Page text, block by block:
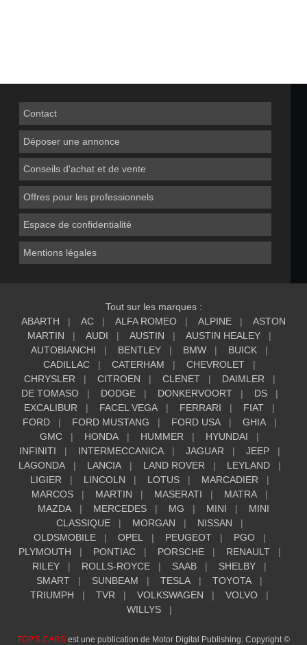
Contact
Déposer une annonce
Conseils d'achat et de vente
Offres pour les professionnels
Espace de confidentialité
Mentions légales
Tout sur les marques :
ABARTH
AC ALFA ROMEO ALPINE
ASTON
MARTIN
AUDI AUSTIN
AUSTIN HEALEY
AUTOBIANCHI
BENTLEY BMW
BUICK
CADILLAC
CATERHAM
CHEVROLET
CHRYSLER
CITROEN CLENET
DAIMLER
DE TOMASO
DODGE DONKERVOORT
DS
EXCALIBUR
FACEL VEGA FERRARI
FIAT
FORD
FORD MUSTANG FORD USA
GHIA
GMC
HONDA HUMMER
HYUNDAI
INFINITI
INTERMECCANICA JAGUAR
JEEP
LAGONDA
LANCIA LAND ROVER
LEYLAND
LIGIER
LINCOLN LOTUS
MARCADIER
MARCOS
MARTIN MASERATI
MATRA
MAZDA
MERCEDES MG MINI
MINI
CLASSIQUE
MORGAN
NISSAN
OLDSMOBILE
OPEL PEUGEOT
PGO
PLYMOUTH
PONTIAC PORSCHE
RENAULT
RILEY
ROLLS-ROYCE SAAB
SHELBY
SMART
SUNBEAM TESLA
TOYOTA
TRIUMPH
TVR VOLKSWAGEN
VOLVO
WILLYS
TOP'S CARS est une publication de Motor Digital Publishing. Copyright ©